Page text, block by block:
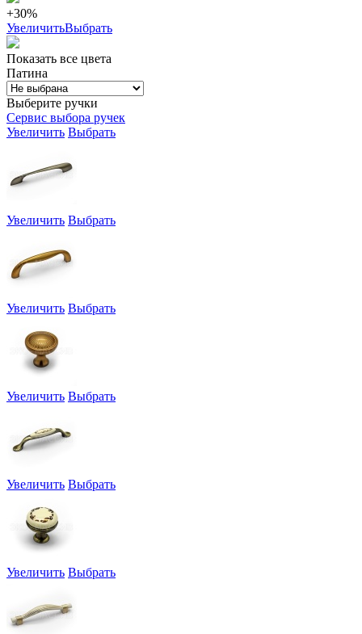
+30%
УвеличитьВыбрать
Показать все цвета
Патина
Выберите ручки
Сервис выбора ручек
Увеличить Выбрать
Увеличить Выбрать
Увеличить Выбрать
Увеличить Выбрать
Увеличить Выбрать
Увеличить Выбрать